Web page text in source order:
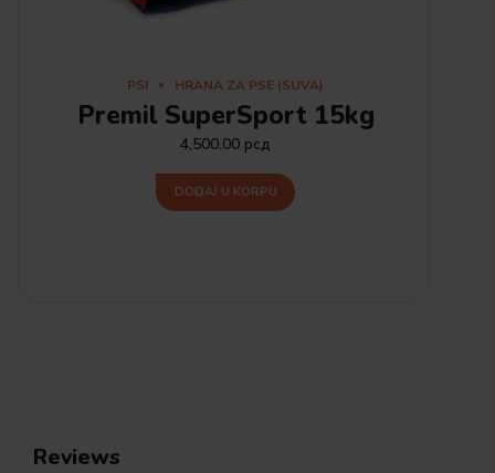
PSI HRANA ZA PSE (SUVA)
Premil SuperSport 15kg
4,500.00 рсд
DODAJ U KORPU
Reviews